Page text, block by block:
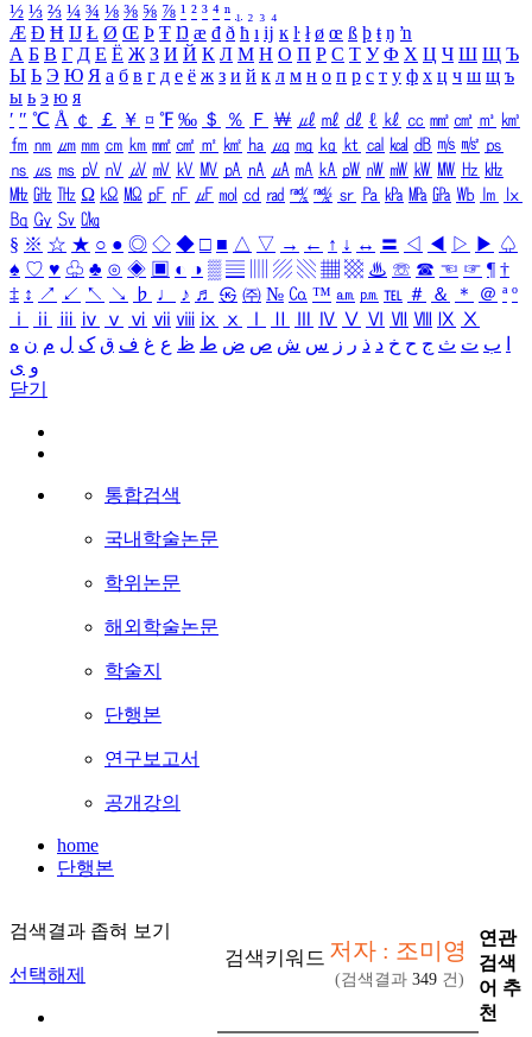
½ ⅓ ⅔ ¼ ¾ ⅛ ⅜ ⅝ ⅞ ¹ ² ³ ⁴ ⁿ ₁ ₂ ₃ ₄
Æ Ð Ħ Ĳ Ł Ø Œ Þ Ŧ Ŋ æ đ ð ħ ı ĳ ĸ ŀ ł ø œ ß þ ŧ ŋ ŉ
А Б В Г Д Е Ё Ж З И Й К Л М Н О П Р С Т У Ф Х Ц Ч Ш Щ Ъ
Ы Ь Э Ю Я а б в г д е ё ж з и й к л м н о п р с т у ф х ц ч ш щ ъ
ы ь э ю я
′ ″ ℃ Å ￠ ￡ ￥ ¤ ℉ ‰ ＄ ％ Ｆ ￦ ㎕ ㎖ ㎗ ℓ ㎘ ㏄ ㎣ ㎤ ㎥ ㎦
㎙ ㎚ ㎛ ㎜ ㎝ ㎞ ㎟ ㎠ ㎡ ㎢ ㏊ ㎍ ㎎ ㎏ ㏏ ㎈ ㎉ ㏈ ㎧ ㎨ ㎰
㎱ ㎲ ㎳ ㎴ ㎵ ㎶ ㎷ ㎸ ㎹ ㎀ ㎁ ㎂ ㎃ ㎄ ㎺ ㎻ ㎽ ㎾ ㎿ ㎐ ㎑
㎒ ㎓ ㎔ Ω ㏀ ㏁ ㎊ ㎋ ㎌ ㏖ ㏅ ㎭ ㎮ ㎯ ㏛ ㎩ ㎪ ㎫ ㎬ ㏝ ㏐
㏓
㏃ ㏉ ㏜ ㏆
§ ※ ☆ ★ ○ ● ◎ ◇ ◆ □ ■ △ ▽ → ← ↑ ↓ ↔ 〓 ◁ ◀ ▷ ▶ ♤
♠ ♡ ♥ ♧ ♣ ⊙ ◈ ▣ ◐ ◑ ▒ ▤ ▨ ▧ ▦ ▩ ♨ ☏ ☎ ☜ ☞ ¶ †
‡ ↕ ↗ ↙ ↖ ↘ ♭ ♩ ♪ ♬ ㉿ ㈜ № ㏇ ™ ㏂ ㏘ ℡ ＃ ＆ ＊ ＠ ª º
ⅰ
ⅱ ⅲ ⅳ ⅴ ⅵ ⅶ ⅷ ⅸ ⅹ Ⅳ Ⅴ Ⅵ Ⅶ Ⅷ Ⅸ Ⅹ
ب ت ث ج ح خ د ذ ر ز س ش ص ض ط ظ ع غ ف ق ک ل م ن ه
و ی
닫기
통합검색
국내학술논문
학위논문
해외학술논문
학술지
단행본
연구보고서
공개강의
home
단행본
검색결과 좁혀 보기
선택해제
검색키워드 저자 : 조미영
(검색결과 349 건)
연관
검색
어 추
천